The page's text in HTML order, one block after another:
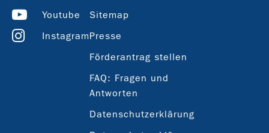
Youtube
Instagram
Sitemap
Presse
Förderantrag stellen
FAQ: Fragen und
Antworten
Datenschutzerklärung